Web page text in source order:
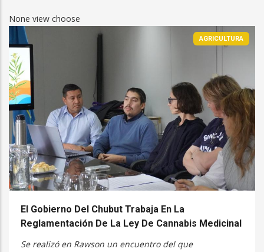
None view choose
AGRICULTURA
El Gobierno Del Chubut Trabaja En La
Reglamentación De La Ley De Cannabis Medicinal
Se realizó en Rawson un encuentro del que